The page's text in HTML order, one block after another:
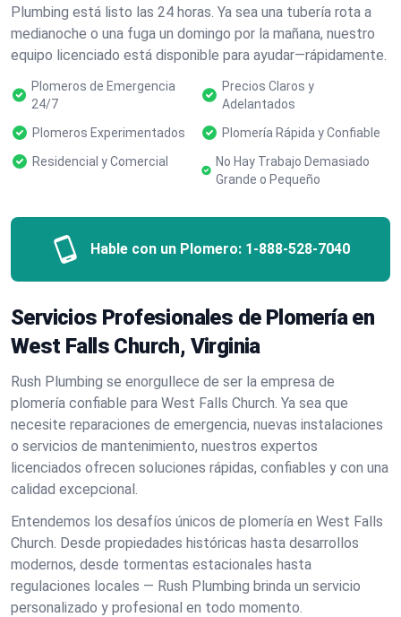
Plumbing está listo las 24 horas. Ya sea una tubería rota a
medianoche o una fuga un domingo por la mañana, nuestro
equipo licenciado está disponible para ayudar—rápidamente.
Plomeros de Emergencia
24/7
Precios Claros y
Adelantados
Plomeros Experimentados
Plomería Rápida y Confiable
Residencial y Comercial
No Hay Trabajo Demasiado
Grande o Pequeño
Hable con un Plomero: 1-888-528-7040
Servicios Profesionales de Plomería en
West Falls Church, Virginia
Rush Plumbing se enorgullece de ser la empresa de
plomería confiable para West Falls Church. Ya sea que
necesite reparaciones de emergencia, nuevas instalaciones
o servicios de mantenimiento, nuestros expertos
licenciados ofrecen soluciones rápidas, confiables y con una
calidad excepcional.
Entendemos los desafíos únicos de plomería en West Falls
Church. Desde propiedades históricas hasta desarrollos
modernos, desde tormentas estacionales hasta
regulaciones locales — Rush Plumbing brinda un servicio
personalizado y profesional en todo momento.